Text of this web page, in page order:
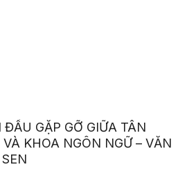
GẶP GỠ GIỮA TÂN
KHOA NGÔN NGỮ – VĂN